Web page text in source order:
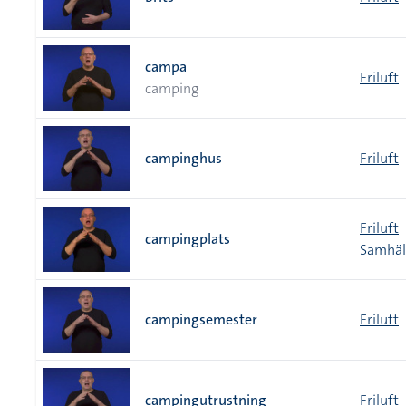
campa
camping
Friluft
campinghus Friluft
campingplats
Friluft
campingsemester Friluft
campingutrustning Friluft